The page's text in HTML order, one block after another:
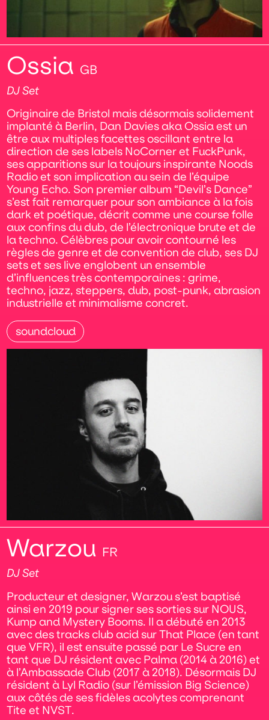
Ossia GB
DJ Set
Originaire de Bristol mais désormais solidement
implanté à Berlin, Dan Davies aka Ossia est un
être aux multiples facettes oscillant entre la
direction de ses labels NoCorner et FuckPunk,
ses apparitions sur la toujours inspirante Noods
Radio et son implication au sein de l’équipe
Young Echo. Son premier album “Devil’s Dance”
s’est fait remarquer pour son ambiance à la fois
dark et poétique, décrit comme une course folle
aux confins du dub, de l’électronique brute et de
la techno. Célèbres pour avoir contourné les
règles de genre et de convention de club, ses DJ
sets et ses live englobent un ensemble
d’influences très contemporaines : grime,
techno, jazz, steppers, dub, post-punk, abrasion
industrielle et minimalisme concret.
soundcloud
Warzou FR
DJ Set
Producteur et designer, Warzou s’est baptisé
ainsi en 2019 pour signer ses sorties sur NOUS,
Kump and Mystery Booms. Il a débuté en 2013
avec des tracks club acid sur That Place (en tant
que VFR), il est ensuite passé par Le Sucre en
tant que DJ résident avec Palma (2014 à 2016) et
à l’Ambassade Club (2017 à 2018). Désormais DJ
résident à Lyl Radio (sur l’émission Big Science)
aux côtés de ses fidèles acolytes comprenant
Tite et NVST.